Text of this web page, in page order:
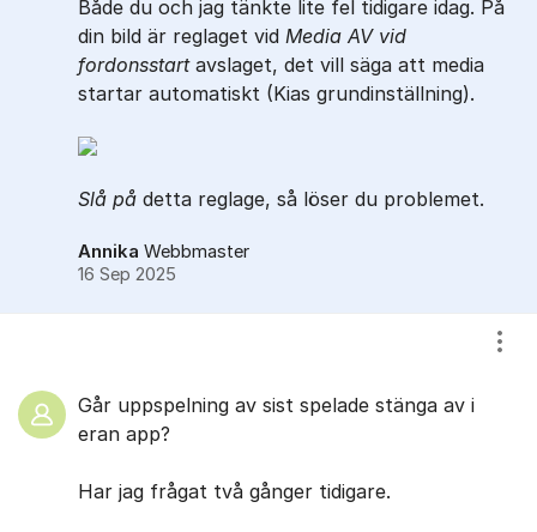
Både du och jag tänkte lite fel tidigare idag. På
din bild är reglaget vid Media AV vid
fordonsstartavslaget, det vill säga att media
startar automatiskt (Kias grundinställning).
Slå på detta reglage, så löser du problemet.
Annika Webbmaster
16 Sep 2025
Går uppspelning av sist spelade stänga av i
eran app?
Har jag frågat två gånger tidigare.